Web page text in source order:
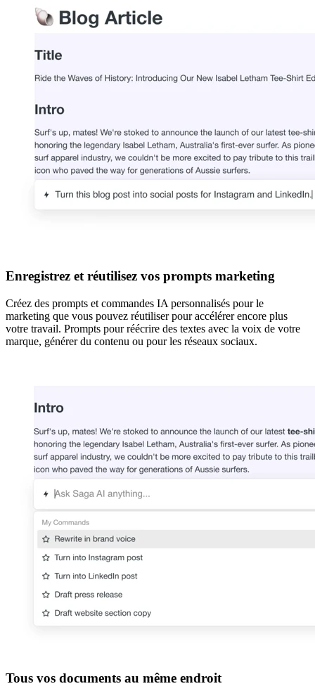
Enregistrez et réutilisez vos prompts marketing
Créez des prompts et commandes IA personnalisés pour le
marketing que vous pouvez réutiliser pour accélérer encore plus
votre travail. Prompts pour réécrire des textes avec la voix de votre
marque, générer du contenu ou pour les réseaux sociaux.
Tous vos documents au même endroit